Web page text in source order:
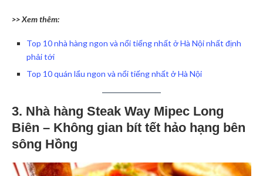
>> Xem thêm:
Top 10 nhà hàng ngon và nổi tiếng nhất ở Hà Nội nhất định
phải tới
Top 10 quán lẩu ngon và nổi tiếng nhất ở Hà Nội
3. Nhà hàng Steak Way Mipec Long
Biên – Không gian bít tết hảo hạng bên
sông Hồng